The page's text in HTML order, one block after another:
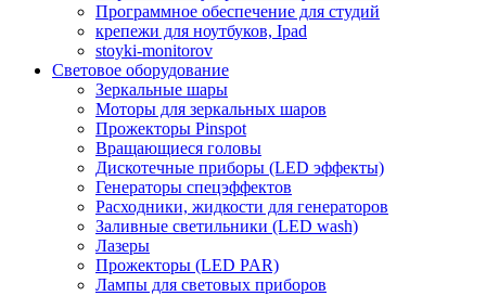
Программное обеспечение для студий
крепежи для ноутбуков, Ipad
stoyki-monitorov
Световое оборудование
Зеркальные шары
Моторы для зеркальных шаров
Прожекторы Pinspot
Вращающиеся головы
Дискотечные приборы (LED эффекты)
Генераторы спецэффектов
Расходники, жидкости для генераторов
Заливные светильники (LED wash)
Лазеры
Прожекторы (LED PAR)
Лампы для световых приборов